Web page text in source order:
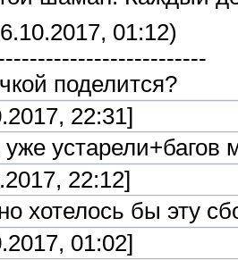
01:12)
поделится?
22:31]
уже устарели+багов
22:12]
хотелось бы эту
01:02]